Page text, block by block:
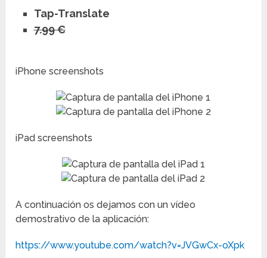
Tap-Translate
7.99 €
iPhone screenshots
iPad screenshots
A continuación os dejamos con un vídeo
demostrativo de la aplicación:
https://www.youtube.com/watch?v=JVGwCx-oXpk